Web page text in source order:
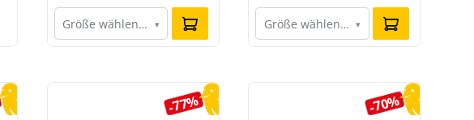
Größe wählen… ▾ Größe wählen… ▾
-77% -70%